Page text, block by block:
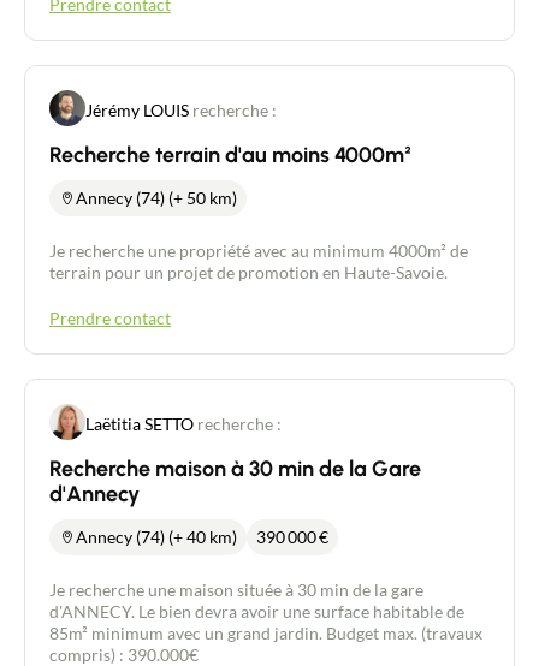
Prendre contact
Jérémy LOUIS recherche :
Recherche terrain d'au moins 4000m²
Annecy (74) (+ 50 km)
Je recherche une propriété avec au minimum 4000m² de
terrain pour un projet de promotion en Haute-Savoie.
Prendre contact
Laëtitia SETTO recherche :
Recherche maison à 30 min de la Gare
d'Annecy
Annecy (74) (+ 40 km) 390 000€
Je recherche une maison située à 30 min de la gare
d'ANNECY. Le bien devra avoir une surface habitable de
85m² minimum avec un grand jardin. Budget max. (travaux
compris) : 390.000€